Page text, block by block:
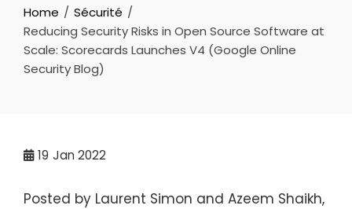
Home
Sécurité
Reducing Security Risks in Open Source Software at
Scale: Scorecards Launches V4 (Google Online
Security Blog)
19 Jan 2022
Posted by Laurent Simon and Azeem Shaikh,